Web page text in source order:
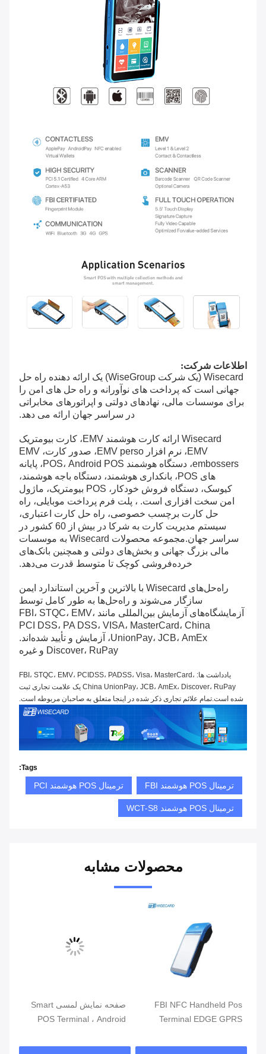
اطلاعات شرکت:
Wisecard (یک شرکت WiseGroup) یک ارائه دهنده راه حل
جهانی است که پرداخت های نوآورانه و راه حل های امن را
برای موسسات مالی، نهادهای دولتی و اپراتورهای مخابراتی
در سراسر جهان ارائه می دهد.
Wisecard ارائه کارت هوشمند EMV، کارت بیومتریک
EMV، نرم افزار EMV perso، صدور کارت، EMV
embossers، دستگاه هوشمند POS، Android POS، پایانه
های POS، بانکداری هوشمند، دستگاه باجه هوشمند،
کیوسک، دستگاه فروش خودکار، POS بیومتریک، ماژول
امن سخت افزاری است. ، پلت فرم پرداخت موبایلی، راه
حل کارت برچسب خصوصی، راه حل کارت اعتباری،
سیستم مدیریت کارت به شرکا در بیش از 60 کشور در
سراسر جهان.مجموعه محصولات Wisecard به موسسات
مالی بزرگ جهانی و بخش‌های دولتی و همچنین بانک‌های
خرده‌فروشی کوچک تا متوسط ​​قدرت می‌دهد.
راه‌حل‌های Wisecard با بالاترین و آخرین استاندارد ایمن
سازگار می‌شوند و راه‌حل‌ها به طور کامل توسط
آزمایشگاه‌های آزمایش بین‌المللی مانند FBI، STQC، EMV،
PCI DSS، PA DSS، VISA، MasterCard، China
UnionPay، JCB، AmEx، آزمایش و تأیید شده‌اند.
Discover، RuPay و غیره
یادداشت ها: FBI، STQC، EMV، PCIDSS، PADSS، Visa، MasterCard،
China UnionPay، JCB، AmEx، Discover، RuPay یک علامت تجاری ثبت
شده است.تمام علائم تجاری ذکر شده در اینجا متعلق به صاحبان مربوطه است.
Tags:
ترمینال POS هوشمند FBI ترمینال POS هوشمند PCI
ترمینال POS هوشمند WCT-S8
محصولات مشابه
FBI NFC Handheld Pos
Terminal EDGE GPRS
Pos Systems
صفحه نمایش لمسی Smart
POS Terminal ، Android